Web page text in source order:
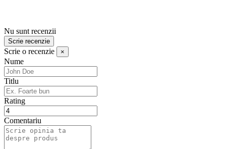
Nu sunt recenzii
Scrie recenzie
Scrie o recenzie ×
Nume
Titlu
Rating
Comentariu